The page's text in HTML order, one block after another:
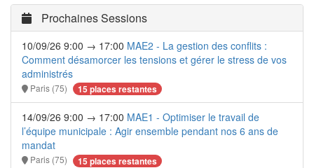
Prochaines Sessions
10/09/26 9:00 → 17:00 MAE2 - La gestion des conflits :
Comment désamorcer les tensions et gérer le stress de vos
administrés
Paris (75) 15 places restantes
14/09/26 9:00 → 17:00 MAE1 - Optimiser le travail de
l’équipe municipale : Agir ensemble pendant nos 6 ans de
mandat
Paris (75) 15 places restantes